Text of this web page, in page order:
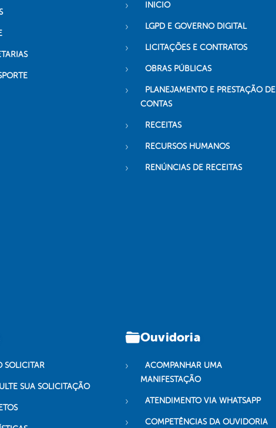
INICIO
LGPD E GOVERNO DIGITAL
LICITAÇÕES E CONTRATOS
OBRAS PÚBLICAS
PLANEJAMENTO E PRESTAÇÃO DE
CONTAS
RECEITAS
RECURSOS HUMANOS
RENÚNCIAS DE RECEITAS
SOLICITAR
SUA SOLICITAÇÃO
Ouvidoria
ACOMPANHAR UMA
MANIFESTAÇÃO
ATENDIMENTO VIA WHATSAPP
COMPETÊNCIAS DA OUVIDORIA